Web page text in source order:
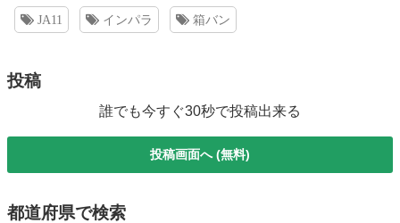
JA11 インパラ 箱バン
投稿
誰でも今すぐ30秒で投稿出来る
投稿画面へ (無料)
都道府県で検索